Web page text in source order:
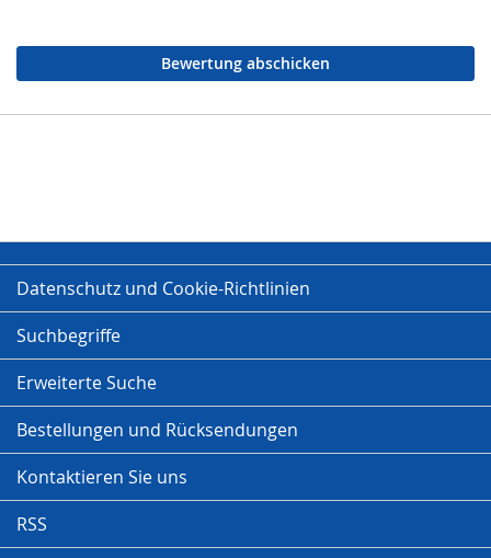
Bewertung abschicken
Datenschutz und Cookie-Richtlinien
Suchbegriffe
Erweiterte Suche
Bestellungen und Rücksendungen
Kontaktieren Sie uns
RSS